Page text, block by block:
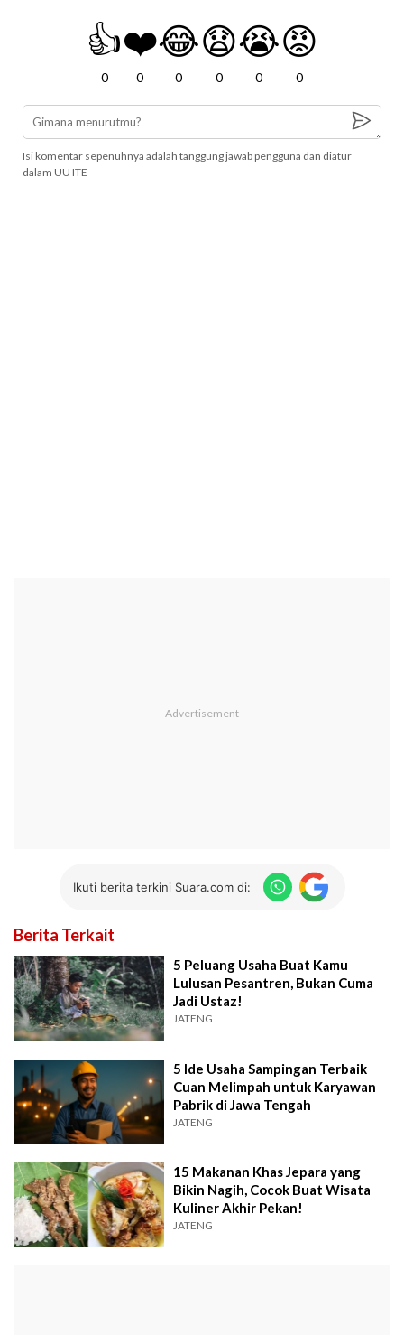
👍
0
❤️
0
😂
0
😧
0
😭
0
😡
0
Isi komentar sepenuhnya adalah tanggung jawab pengguna dan diatur
dalam UU ITE
Ikuti berita terkini Suara.com di:
Berita Terkait
5 Peluang Usaha Buat Kamu
Lulusan Pesantren, Bukan Cuma
Jadi Ustaz!
JATENG
5 Ide Usaha Sampingan Terbaik
Cuan Melimpah untuk Karyawan
Pabrik di Jawa Tengah
JATENG
15 Makanan Khas Jepara yang
Bikin Nagih, Cocok Buat Wisata
Kuliner Akhir Pekan!
JATENG